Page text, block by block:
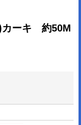
カーキ 約50M